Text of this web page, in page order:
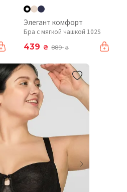
Элегант комфорт
Бра с мягкой чашкой 102S
439 ₴ 889₴